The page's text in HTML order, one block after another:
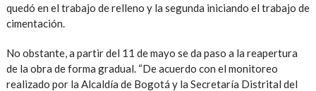
quedó en el trabajo de relleno y la segunda iniciando el trabajo de
cimentación.
No obstante, a partir del 11 de mayo se da paso a la reapertura
de la obra de forma gradual. “De acuerdo con el monitoreo
realizado por la Alcaldía de Bogotá y la Secretaría Distrital del